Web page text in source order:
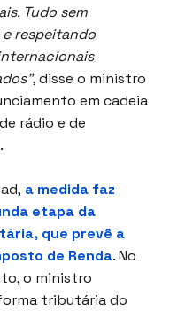
Tudo sem
e respeitando
, disse o ministro
em cadeia
rádio e de
a medida faz
etapa da
que prevê a
de Renda. No
o ministro
tributária do